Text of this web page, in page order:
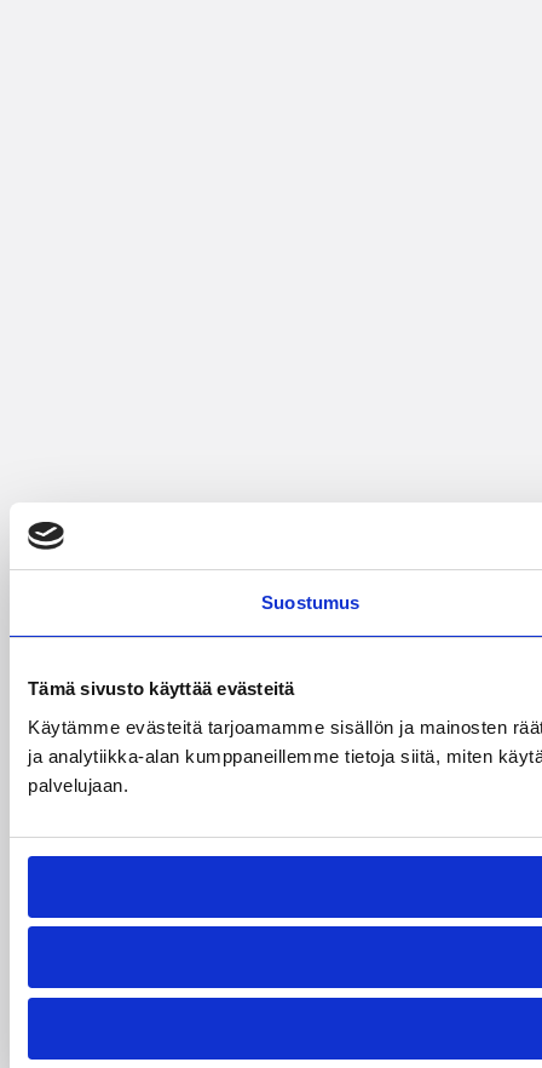
Suostumus
Tämä sivusto käyttää evästeitä
Käytämme evästeitä tarjoamamme sisällön ja mainosten
ja analytiikka-alan kumppaneillemme tietoja siitä, miten
palvelujaan.